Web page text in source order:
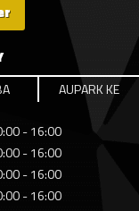
AUPARK KE
- 16:00
- 16:00
- 16:00
- 16:00